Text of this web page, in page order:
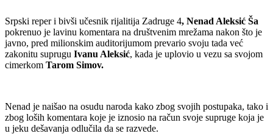
Srpski reper i bivši učesnik rijalitija Zadruge 4, Nenad Aleksić Ša
pokrenuo je lavinu komentara na društvenim mrežama nakon što je
javno, pred milionskim auditorijumom prevario svoju tada već
zakonitu suprugu Ivanu Aleksić, kada je uplovio u vezu sa svojom
cimerkom Tarom Simov.
Nenad je naišao na osudu naroda kako zbog svojih postupaka, tako i
zbog loših komentara koje je iznosio na račun svoje supruge koja je
u jeku dešavanja odlučila da se razvede.